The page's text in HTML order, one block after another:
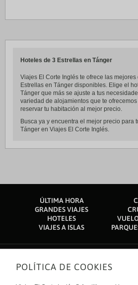
Hoteles de 3 Estrellas en Tánger
Viajes El Corte Inglés te ofrece las mejores
Estrellas en Tánger disponibles. Elige el
Tánger que más se ajuste a tus
variedad de alojamientos que te
reservar tu habitación al mejor precio.
Busca ya y encuentra el mejor precio para
Tánger en Viajes El Corte Inglés.
ÚLTIMA HORA
GRANDES VIAJES
HOTELES
VIAJES A ISLAS
Sobre nosotros
POLÍTICA DE COOKIES